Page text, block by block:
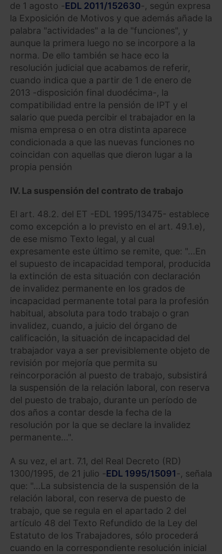
de 1 agosto -EDL 2011/152630-, según expresa
la Exposición de Motivos y que además añade la
palabra "actividades" a la de "funciones", y
aunque la primera luego no se incorpore a la
norma. De ello también se hace eco la
resolución judicial que acabamos de referir,
cuando indica que a partir de 1 de enero de
2013 -disposición final duodécima-, la
compatibilidad entre la pensión de IPT y el
salario que pueda percibir el trabajador en la
misma empresa o en otra distinta aparece
condicionada a que las nuevas funciones no
coincidan con aquellas que dieron lugar a la
propia pensión
IV. La suspensión del contrato de trabajo
El art. 48.2. del ET -EDL 1995/13475- establece
como excepción a lo previsto en el art. 49.1.e),
de ese mismo Texto legal, y al cual
expresamente este último se remite, que: "...En
el supuesto de incapacidad temporal, producida
la extinción de esta situación con declaración
de invalidez permanente en los grados de
incapacidad permanente total para la profesión
habitual, absoluta para todo trabajo o gran
invalidez, cuando, a juicio del órgano de
calificación, la situación de incapacidad del
trabajador vaya a ser previsiblemente objeto de
revisión por mejoría que permita su
reincorporación al puesto de trabajo, subsistirá
la suspensión de la relación laboral, con reserva
del puesto de trabajo, durante un período de
dos años a contar desde la fecha de la
resolución por la que se declare la invalidez
permanente...".
A su vez, el art. 7.1, del Real Decreto (RD)
1300/1995, de 21 julio -EDL 1995/15091-, señala
que: "...La subsistencia de la suspensión de la
relación laboral, con reserva de puesto de
trabajo, que se regula en el apartado 2 del
artículo 48 del Texto Refundido de la Ley del
Estatuto de los Trabajadores, sólo procederá
cuando en la correspondiente resolución inicial